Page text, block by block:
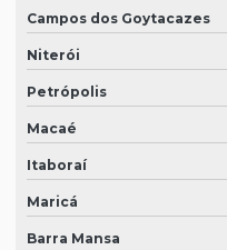
Campos dos Goytacazes
Niterói
Petrópolis
Macaé
Itaboraí
Maricá
Barra Mansa